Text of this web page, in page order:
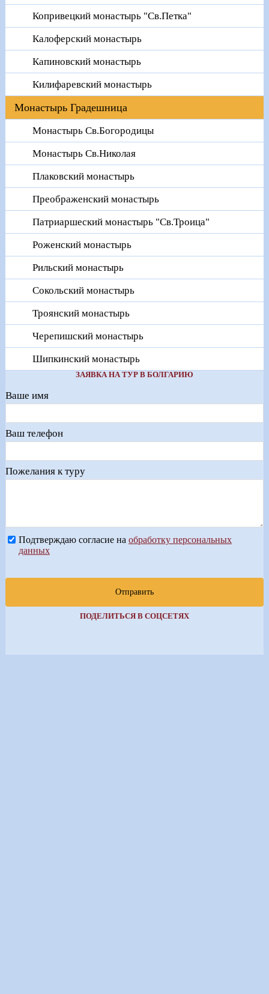
Копривецкий монастырь "Св.Петка"
Калоферский монастырь
Капиновский монастырь
Килифаревский монастырь
Монастырь Градешница
Монастырь Св.Богородицы
Монастырь Св.Николая
Плаковский монастырь
Преображенский монастырь
Патриаршеский монастырь "Св.Троица"
Роженский монастырь
Рильский монастырь
Сокольский монастырь
Троянский монастырь
Черепишский монастырь
Шипкинский монастырь
ЗАЯВКА НА ТУР В БОЛГАРИЮ
Ваше имя
Ваш телефон
Пожелания к туру
Подтверждаю согласие на обработку персональных
данных
Отправить
ПОДЕЛИТЬСЯ В СОЦСЕТЯХ